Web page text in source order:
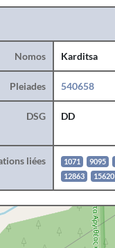
Nomos Karditsa
Pleiades 540658
DSG DD
liées 1071 9095
12863
15620